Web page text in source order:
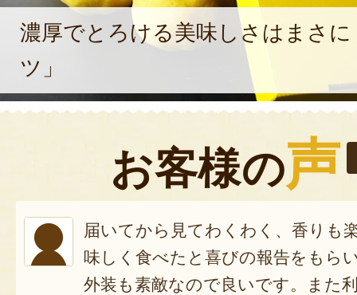
濃厚でとろける美味しさはまさ
ツ」
お客様の声
届いてから見てわくわく、香りも
味しく食べたと喜びの報告をもら
外装も素敵なので良いです。また